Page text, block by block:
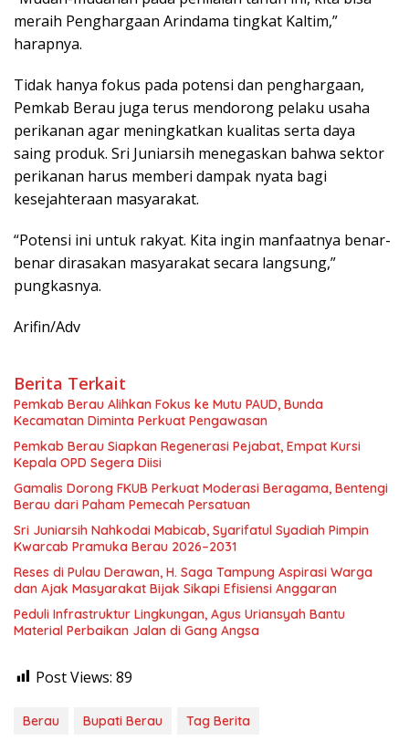
meraih Penghargaan Arindama tingkat Kaltim,”
harapnya.
Tidak hanya fokus pada potensi dan penghargaan,
Pemkab Berau juga terus mendorong pelaku usaha
perikanan agar meningkatkan kualitas serta daya
saing produk. Sri Juniarsih menegaskan bahwa sektor
perikanan harus memberi dampak nyata bagi
kesejahteraan masyarakat.
“Potensi ini untuk rakyat. Kita ingin manfaatnya benar-
benar dirasakan masyarakat secara langsung,”
pungkasnya.
Arifin/Adv
Berita Terkait
Pemkab Berau Alihkan Fokus ke Mutu PAUD, Bunda
Kecamatan Diminta Perkuat Pengawasan
Pemkab Berau Siapkan Regenerasi Pejabat, Empat Kursi
Kepala OPD Segera Diisi
Gamalis Dorong FKUB Perkuat Moderasi Beragama, Bentengi
Berau dari Paham Pemecah Persatuan
Sri Juniarsih Nahkodai Mabicab, Syarifatul Syadiah Pimpin
Kwarcab Pramuka Berau 2026–2031
Reses di Pulau Derawan, H. Saga Tampung Aspirasi Warga
dan Ajak Masyarakat Bijak Sikapi Efisiensi Anggaran
Peduli Infrastruktur Lingkungan, Agus Uriansyah Bantu
Material Perbaikan Jalan di Gang Angsa
Post Views: 89
Berau Bupati Berau Tag Berita